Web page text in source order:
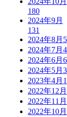
180
2024年9月
131
2024年8月
2024年7月
2024年6月
2024年5月
2023年4月 1
2022年12月
2022年11月
2022年10月